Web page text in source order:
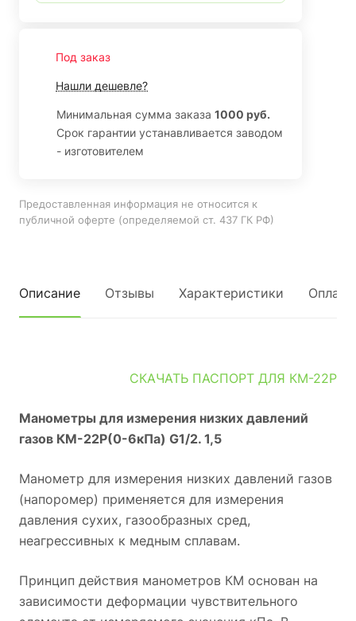
Под заказ
Нашли дешевле?
Минимальная сумма заказа 1000 руб.
Срок гарантии устанавливается заводом
- изготовителем
Предоставленная информация не относится к
публичной оферте (определяемой ст. 437 ГК РФ)
Описание Отзывы Характеристики Оплата
СКАЧАТЬ ПАСПОРТ ДЛЯ КМ-22Р
Манометры для измерения низких давлений
газов КМ-22Р(0-6кПа) G1/2. 1,5
Манометр для измерения низких давлений газов
(напоромер) применяется для измерения
давления сухих, газообразных сред,
неагрессивных к медным сплавам.
Принцип действия манометров КМ основан на
зависимости деформации чувствительного